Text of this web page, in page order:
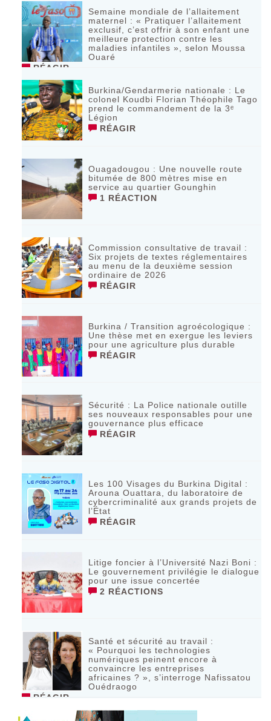
Semaine mondiale de l’allaitement
maternel : « Pratiquer l’allaitement
exclusif, c’est offrir à son enfant une
meilleure protection contre les
maladies infantiles », selon Moussa
Ouaré
RÉAGIR
Burkina/Gendarmerie nationale : Le
colonel Koudbi Florian Théophile Tago
prend le commandement de la 3ᵉ
Légion
RÉAGIR
Ouagadougou : Une nouvelle route
bitumée de 800 mètres mise en
service au quartier Gounghin
1 RÉACTION
Commission consultative de travail :
Six projets de textes réglementaires
au menu de la deuxième session
ordinaire de 2026
RÉAGIR
Burkina / Transition agroécologique :
Une thèse met en exergue les leviers
pour une agriculture plus durable
RÉAGIR
Sécurité : La Police nationale outille
ses nouveaux responsables pour une
gouvernance plus efficace
RÉAGIR
Les 100 Visages du Burkina Digital :
Arouna Ouattara, du laboratoire de
cybercriminalité aux grands projets de
l’État
RÉAGIR
Litige foncier à l’Université Nazi Boni :
Le gouvernement privilégie le dialogue
pour une issue concertée
2 RÉACTIONS
Santé et sécurité au travail :
« Pourquoi les technologies
numériques peinent encore à
convaincre les entreprises
africaines ? », s’interroge Nafissatou
Ouédraogo
RÉAGIR